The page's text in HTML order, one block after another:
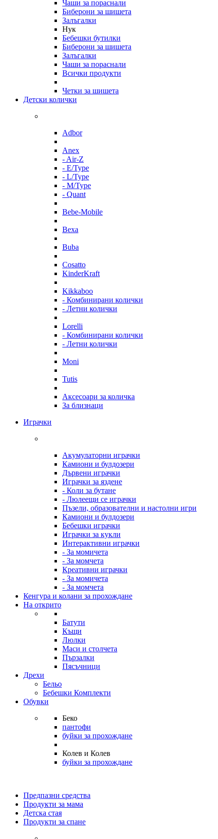
Чаши за пораснали
Биберони за шишета
Залъгалки
Нук
Бебешки бутилки
Биберони за шишета
Залъгалки
Чаши за пораснали
Всички продукти
Четки за шишета
Детски колички
Adbor
Anex
- Air-Z
- E/Type
- L/Type
- M/Type
- Quant
Bebe-Mobile
Bexa
Buba
Cosatto
KinderKraft
Kikkaboo
- Комбинирани колички
- Летни колички
Lorelli
- Комбинирани колички
- Летни колички
Moni
Tutis
Аксесоари за количка
За близнаци
Играчки
Акумулаторни играчки
Камиони и булдозери
Дървени играчки
Играчки за яздене
- Коли за бутане
- Люлеещи се играчки
Пъзели, образователни и настолни игри
Камиони и булдозери
Бебешки играчки
Играчки за кукли
Интерактивни играчки
- За момичета
- За момчета
Креативни играчки
- За момичета
- За момчета
Кенгура и колани за прохождане
На открито
Батути
Къщи
Люлки
Маси и столчета
Пързалки
Пясъчници
Дрехи
Бельо
Бебешки Комплекти
Обувки
Беко
пантофи
буйки за прохождане
Колев и Колев
буйки за прохождане
Предпазни средства
Продукти за мама
Детска стая
Продукти за спане